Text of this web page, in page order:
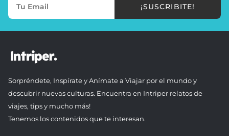
¡SUSCRIBITE!
Sorpréndete, Inspírate y Anímate a Viajar por el mundo y
descubrir nuevas culturas. Encuentra en Intriper relatos de
viajes, tips y mucho más!
Tenemos los contenidos que te interesan.